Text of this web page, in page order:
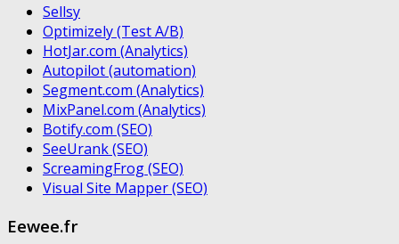
Sellsy
Optimizely (Test A/B)
HotJar.com (Analytics)
Autopilot (automation)
Segment.com (Analytics)
MixPanel.com (Analytics)
Botify.com (SEO)
SeeUrank (SEO)
ScreamingFrog (SEO)
Visual Site Mapper (SEO)
Eewee.fr